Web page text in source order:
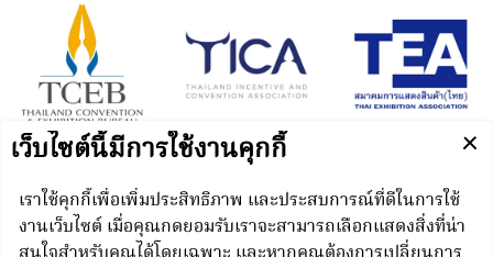
Managed by
N.C.C. Management & Development Co., Ltd.
Punnakan Road, Kho Hong, Hat Yai, Songkhla 90110